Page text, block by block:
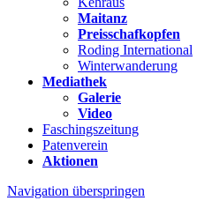
Maitanz
Preisschafkopfen
Roding International
Winterwanderung
Mediathek
Galerie
Video
Faschingszeitung
Patenverein
Aktionen
Navigation überspringen